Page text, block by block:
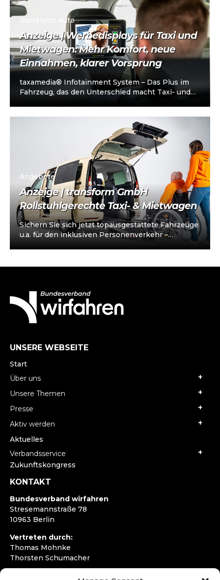
Rund ums Auto
Anzeige | Werbedisplays für Taxi und
Mietwagen: Mehr Komfort, neue
Einnahmen, klarer Vorsprung
taxamedia® Infotainment System – Das Plus im
Fahrzeug, das den Unterschied macht Taxi- und
Angebote
Anzeige | transform GmbH
Rollstuhlgerechte Taxi- & Mietwagen
Sichern Sie sich jetzt topausgestattete Fahrzeuge
u.a. für den inklusiven Personenverkehr –
UNSERE WEBSEITE
Start
Über uns
Unsere Themen
Presse
Aktiv werden
Aktuelles
Verbandsservice
Zukunftskongress
KONTAKT
Bundesverband wirfahren
Stresemannstraße 78
10963 Berlin
Vertreten durch:
Thomas Mohnke
Thorsten Schumacher